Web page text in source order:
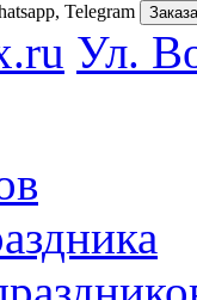
Telegram
Ул.